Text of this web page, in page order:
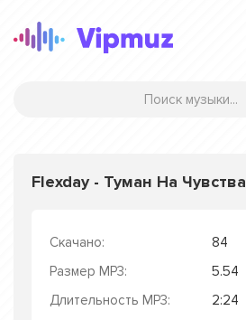
Flexday - Туман На Чувства
Скачано:
84
Размер MP3:
5.54
Длительность MP3:
2:24